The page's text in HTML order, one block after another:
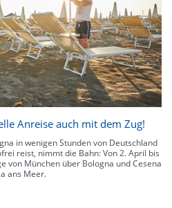
Anreise auch mit dem Zug!
in wenigen Stunden von Deutschland
reist, nimmt die Bahn: Von 2. April bis
von München über Bologna und Cesena
ans Meer.